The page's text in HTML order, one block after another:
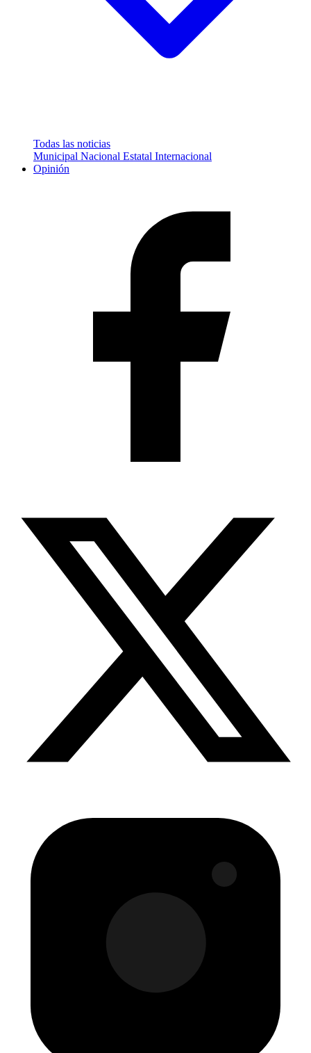
Todas las noticias
Municipal Nacional Estatal Internacional
Opinión